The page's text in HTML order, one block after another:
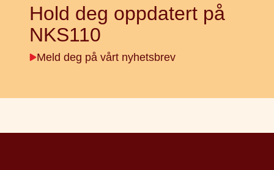
Hold deg oppdatert på
NKS110
Meld deg på vårt nyhetsbrev